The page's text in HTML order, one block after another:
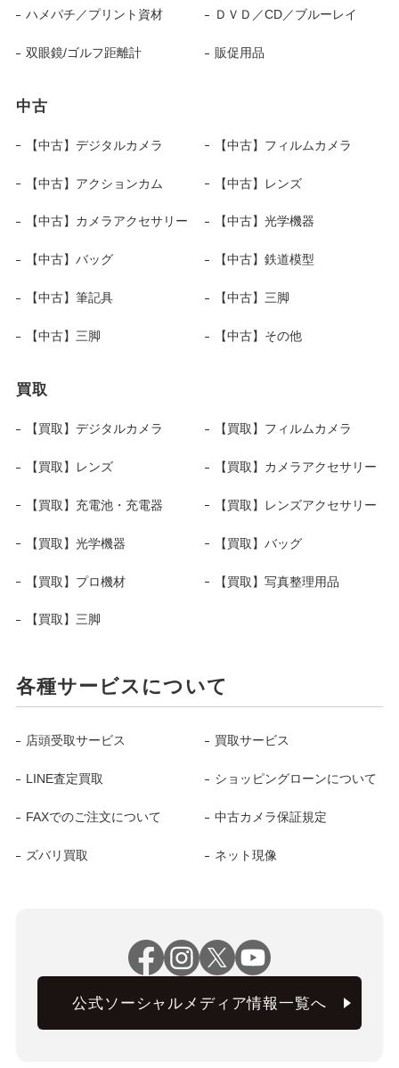
ハメパチ／プリント資材 ＤＶＤ／CD／ブルーレイ
双眼鏡/ゴルフ距離計 販促用品
中古
【中古】デジタルカメラ 【中古】フィルムカメラ
【中古】アクションカム 【中古】レンズ
【中古】カメラアクセサリー 【中古】光学機器
【中古】バッグ 【中古】鉄道模型
【中古】筆記具 【中古】三脚
【中古】三脚 【中古】その他
買取
【買取】デジタルカメラ 【買取】フィルムカメラ
【買取】レンズ 【買取】カメラアクセサリー
【買取】充電池・充電器 【買取】レンズアクセサリー
【買取】光学機器 【買取】バッグ
【買取】プロ機材 【買取】写真整理用品
【買取】三脚
各種サービスについて
店頭受取サービス 買取サービス
LINE査定買取 ショッピングローンについて
FAXでのご注文について 中古カメラ保証規定
ズバリ買取 ネット現像
公式ソーシャルメディア情報一覧へ